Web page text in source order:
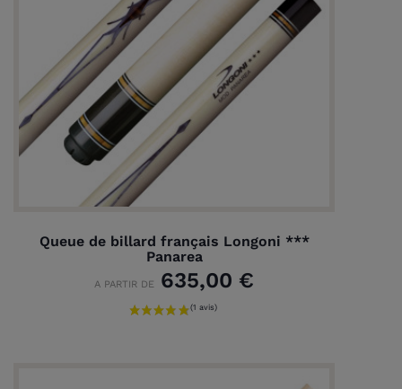
Queue de billard français Longoni ***
Panarea
A PARTIR DE 635,00 €